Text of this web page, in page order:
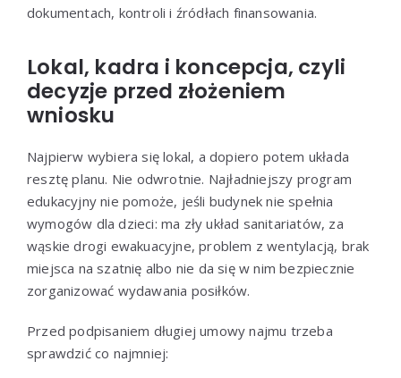
dokumentach, kontroli i źródłach finansowania.
Lokal, kadra i koncepcja, czyli
decyzje przed złożeniem
wniosku
Najpierw wybiera się lokal, a dopiero potem układa
resztę planu. Nie odwrotnie. Najładniejszy program
edukacyjny nie pomoże, jeśli budynek nie spełnia
wymogów dla dzieci: ma zły układ sanitariatów, za
wąskie drogi ewakuacyjne, problem z wentylacją, brak
miejsca na szatnię albo nie da się w nim bezpiecznie
zorganizować wydawania posiłków.
Przed podpisaniem długiej umowy najmu trzeba
sprawdzić co najmniej: